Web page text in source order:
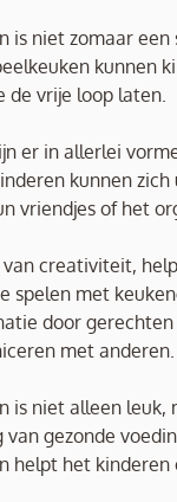
is niet zomaar
kunnen
de vrije loop laten.
er in allerlei
kunnen
vriendjes of het
creativiteit,
spelen met
door
met anderen.
is niet alleen
gezonde
helpt het